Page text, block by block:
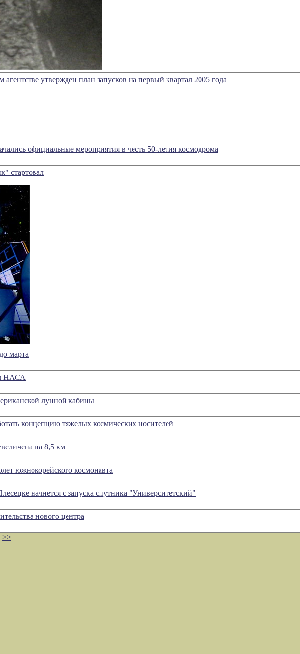
утвержден план запусков на первый квартал 2005 года
официальные мероприятия в честь 50-летия космодрома
стартовал
марта
НАСА
лунной кабины
концепцию тяжелых космических носителей
на 8,5 км
южнокорейского космонавта
начнется с запуска спутника "Университетский"
нового центра
>>